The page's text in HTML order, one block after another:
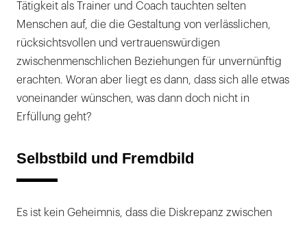
Tätigkeit als Trainer und Coach tauchten selten
Menschen auf, die die Gestaltung von verlässlichen,
rücksichtsvollen und vertrauenswürdigen
zwischenmenschlichen Beziehungen für unvernünftig
erachten. Woran aber liegt es dann, dass sich alle etwas
voneinander wünschen, was dann doch nicht in
Erfüllung geht?
Selbstbild und Fremdbild
Es ist kein Geheimnis, dass die Diskrepanz zwischen